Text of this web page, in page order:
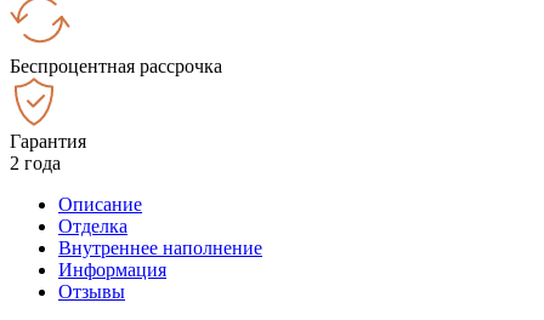
Беспроцентная рассрочка
Гарантия
2 года
Описание
Отделка
Внутреннее наполнение
Информация
Отзывы